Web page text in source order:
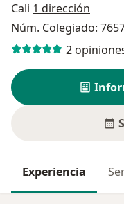
Cali 1 dirección
Núm. Colegiado:
2
Experiencia